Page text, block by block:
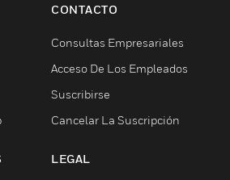
CONTACTO
Consultas Empresariales
Acceso De Los Empleados
Suscribirse
Cancelar La Suscripción
LEGAL